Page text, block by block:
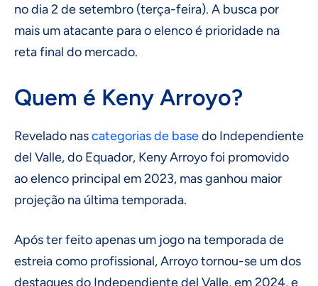
no dia 2 de setembro (terça-feira). A busca por
mais um atacante para o elenco é prioridade na
reta final do mercado.
Quem é Keny Arroyo?
Revelado nascategorias de basedo Independiente
del Valle, do Equador, Keny Arroyo foi promovido
ao elenco principal em 2023, mas ganhou maior
projeção na última temporada.
Após ter feito apenas um jogo na temporada de
estreia como profissional, Arroyo tornou-se um dos
destaques do Independiente del Valle, em 2024, e